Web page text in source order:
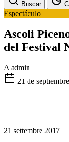
Buscar
Espectáculo
Ascoli
del Festival
A admin
21 de
21 settembre 2017